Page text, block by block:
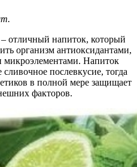
отличный напиток, который
организм антиоксидантами,
Напиток
послевкусие, тогда
в полной мере защищает
факторов.